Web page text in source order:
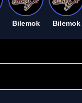
Bilemok Bilemok